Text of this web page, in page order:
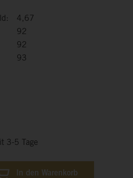
4,67
92
92
93
3-5 Tage
In den Warenkorb